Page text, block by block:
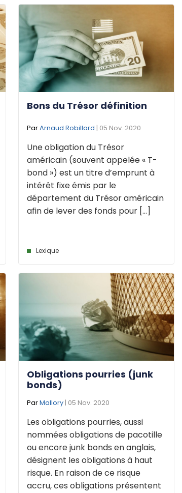
Bons du Trésor définition
ParArnaud Robillard | 05 Nov. 2020
Une obligation du Trésor
américain (souvent appelée « T-
bond ») est un titre d’emprunt à
intérêt fixe émis par le
département du Trésor américain
afin de lever des fonds pour [...]
Lexique
Obligations pourries (junk
bonds)
ParMallory | 05 Nov. 2020
Les obligations pourries, aussi
nommées obligations de pacotille
ou encore junk bonds en anglais,
désignent les obligations à haut
risque. En raison de ce risque
accru, ces obligations présentent